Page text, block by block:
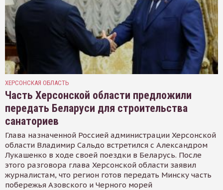
ХЕРСОНСКАЯ ОБЛАСТЬ
Часть Херсонской области предложили
передать Беларуси для строительства
санаториев
Глава назначенной Россией администрации Херсонской
области Владимир Сальдо встретился с Александром
Лукашенко в ходе своей поездки в Беларусь. После
этого разговора глава Херсонской области заявил
журналистам, что регион готов передать Минску часть
побережья Азовского и Черного морей